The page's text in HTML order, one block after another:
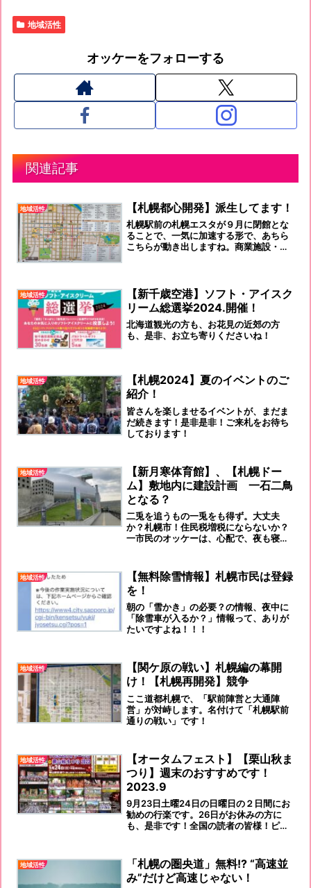
地域活性
オッケーをフォローする
関連記事
地域活性 【札幌都心開発】派生してます！
札幌駅前の札幌エスタが９月に閉館とな
ることで、一気に加速する形で、あちら
こちらが動き出しますね。商業施設・タ
んな街になっていくのかな？
地域活性
【新千歳空港】ソフト・アイスク
リーム総選挙2024.開催！
北海道観光の方も、お花見の近郊の方
も、是非、お立ち寄りくださいね！
地域活性
【札幌2024】夏のイベントのご
紹介！
皆さんを楽しませるイベントが、まだま
だ続きます！是非是非！ご来札をお待ち
しております！
地域活性
【新月寒体育館】、【札幌ドー
ム】敷地内に建設計画 一石二鳥
となる？
二兎を追うもの一兎をも得ず。大丈夫
か？札幌市！住民税増税にならないか？
一市民のオッケーは、心配で、夜も寝ら
地域活性
【無料除雪情報】札幌市民は登録
を！
朝の「雪かき」の必要？の情報、夜中に
「除雪車が入るか？」情報って、ありが
たいですよね！！！
地域活性
【関ケ原の戦い】札幌編の幕開
け！【札幌再開発】競争
ここ道都札幌で、「駅前陣営と大通陣
営」が対峙します。名付けて「札幌駅前
通りの戦い」です！
地域活性
【オータムフェスト】【栗山秋ま
つり】週末のおすすめです！
2023.9
9月23日土曜24日の日曜日の２日間にお
勧めの行楽です。26日がお休みの方に
も、是非です！全国の読者の皆様！ピユ
地域活性
「札幌の圏央道」無料!? “高速並
み”だけど高速じゃない！